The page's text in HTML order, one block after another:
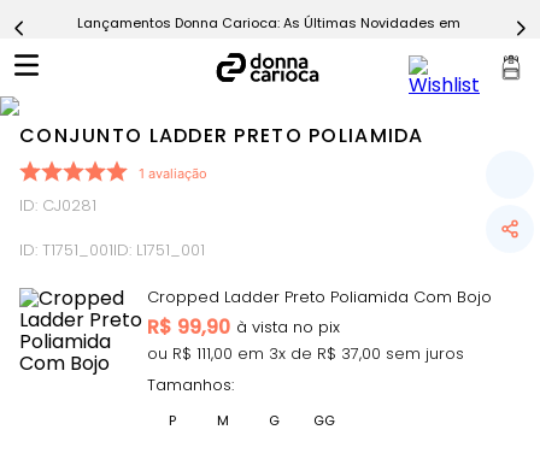
Lançamentos Donna Carioca: As Últimas Novidades em Moda
CONJUNTO LADDER PRETO POLIAMIDA
1 avaliação
ID: CJ0281
ID: T1751_001ID: L1751_001
Cropped Ladder Preto Poliamida Com Bojo
R$ 99,90
ou R$ 111,00 em 3x de R$ 37,00 sem juros
Tamanhos:
P M G GG
Calça
8º
Macaquinho
9º Challenge Azul
10ºUltimate Rosa